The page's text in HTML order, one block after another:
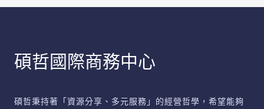
你
功
倍
碩哲國際商務中心
碩哲秉持著「資源分享、多元服務」的經營哲學，希望能夠